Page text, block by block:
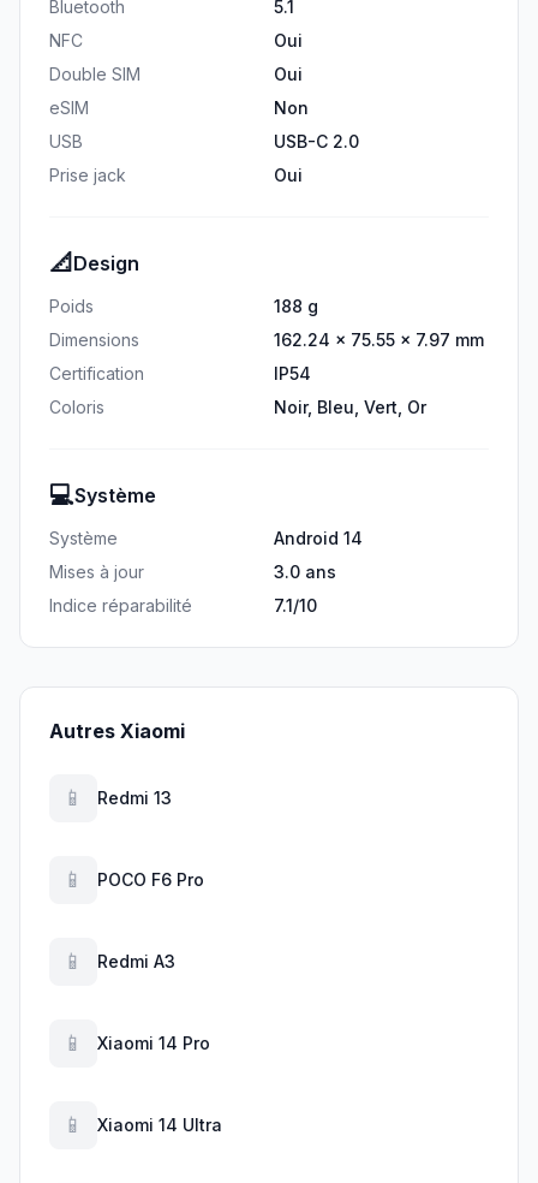
Bluetooth
5.1
NFC
Oui
Double SIM
Oui
eSIM
Non
USB
USB-C 2.0
Prise jack
Oui
📐 Design
Poids
188 g
Dimensions
162.24 × 75.55 × 7.97 mm
Certification
IP54
Coloris
Noir, Bleu, Vert, Or
💻Système
Système
Android 14
Mises à jour
3.0 ans
Indice réparabilité
7.1/10
Autres Xiaomi
📱 Redmi 13
📱 POCO F6 Pro
📱 Redmi A3
📱 Xiaomi 14 Pro
📱 Xiaomi 14 Ultra